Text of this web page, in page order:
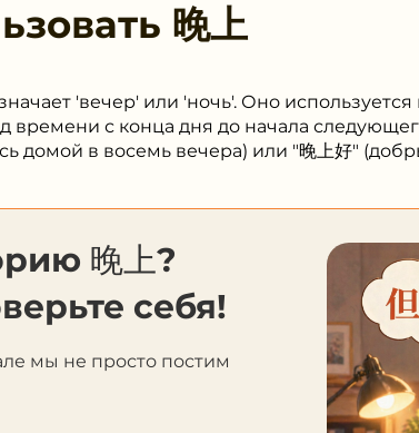
晚上
'вечер' или 'ночь'. Оно
времени с конца дня до начала
домой в восемь вечера) или "晚上好"
晚上?
себя!
мы не просто постим